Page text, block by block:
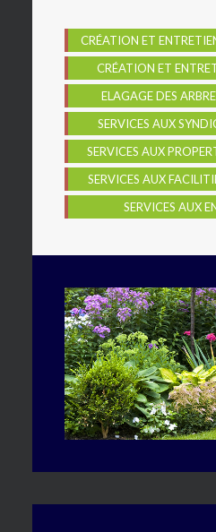
CRÉATION ET
CRÉATION ET
ELAGAGE DES
SERVICES AUX
SERVICES AUX
SERVICES AUX
SERVICES AUX